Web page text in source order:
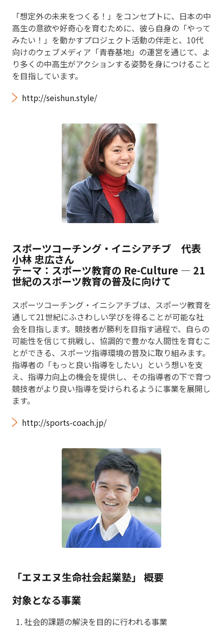
「想定外の未来をつくる！」をコンセプトに、日本の中
高生の意欲や好奇心を育むために、彼ら自身の「やって
みたい！」を動かすプロジェクト活動の伴走と、10代
向けのウェブメディア「青春基地」の運営を通じて、よ
り多くの中高生がアクションする姿勢を身につけること
を目指しています。
http://seishun.style/
スポーツコーチング・イニシアチブ 代表
小林 忠広さん
テーマ：スポーツ教育の Re-Culture ― 21
世紀のスポーツ教育の普及に向けて
スポーツコーチング・イニシアチブは、スポーツ教育を
通して21世紀にふさわしい学びを得ることが可能な社
会を目指します。競技者が勝利を目指す過程で、自らの
可能性を信じて挑戦し、協調的で豊かな人間性を育むこ
とができる、スポーツ指導環境の普及に取り組みます。
指導者の「もっと良い指導をしたい」という想いを支
え、指導力向上の機会を提供し、その指導者の下で育つ
競技者がより良い指導を受けられるように事業を展開し
ます。
http://sports-coach.jp/
「エヌエヌ生命社会起業塾」 概要
対象となる事業
社会的課題の解決を目的に行われる事業